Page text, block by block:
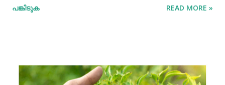
സിംഗപ്പൂർ ഡോളർ. : 62.60 ബഹറിൻ ദിനാർ : 220.89
കോഴിക്കോട്‌ : 108.33 - 97.24 എറണാകുളം : 107.61 - 96.54
തിരുവനന്തപുരം : 109.73 - 98.53 കോട്ടയം : 108.41 - 97.29
പങ്കിടുക READ MORE »